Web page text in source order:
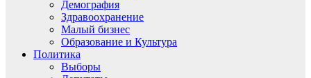
Демография
Здравоохранение
Малый бизнес
Образование и Культура
Политика
Выборы